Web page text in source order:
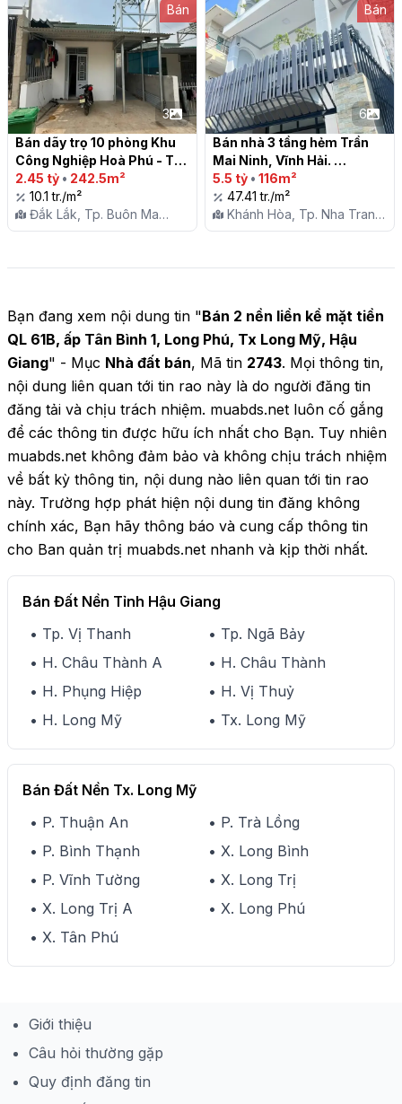
Bán
3
Bán dãy trọ 10 phòng Khu
Công Nghiệp Hoà Phú - TP.
Buôn Ma Thuột
2.45 tỷ • 242.5m²
10.1 tr./m²
Đắk Lắk, Tp. Buôn Ma
Thuột, X. Hòa Phú
Bán
6
Bán nhà 3 tầng hẻm Trần
Mai Ninh, Vĩnh Hải.
Dt:116m2. Sổ hồng
5.5 tỷ • 116m²
47.41 tr./m²
Khánh Hòa, Tp. Nha Trang,
P. Vĩnh Hải
Bạn đang xem nội dung tin "Bán 2 nền liền kề mặt tiền
QL 61B, ấp Tân Bình 1, Long Phú, Tx Long Mỹ, Hậu
Giang" - Mục Nhà đất bán, Mã tin 2743. Mọi thông tin,
nội dung liên quan tới tin rao này là do người đăng tin
đăng tải và chịu trách nhiệm. muabds.net luôn cố gắng
để các thông tin được hữu ích nhất cho Bạn. Tuy nhiên
muabds.net không đảm bảo và không chịu trách nhiệm
về bất kỳ thông tin, nội dung nào liên quan tới tin rao
này. Trường hợp phát hiện nội dung tin đăng không
chính xác, Bạn hãy thông báo và cung cấp thông tin
cho Ban quản trị muabds.net nhanh và kịp thời nhất.
Bán Đất Nền Tỉnh Hậu Giang
• Tp. Vị Thanh
• Tp. Ngã Bảy
• H. Châu Thành A
• H. Châu Thành
• H. Phụng Hiệp
• H. Vị Thuỷ
• H. Long Mỹ
• Tx. Long Mỹ
Bán Đất Nền Tx. Long Mỹ
• P. Thuận An
• P. Trà Lồng
• P. Bình Thạnh
• X. Long Bình
• P. Vĩnh Tường
• X. Long Trị
• X. Long Trị A
• X. Long Phú
• X. Tân Phú
Giới thiệu
Câu hỏi thường gặp
Quy định đăng tin